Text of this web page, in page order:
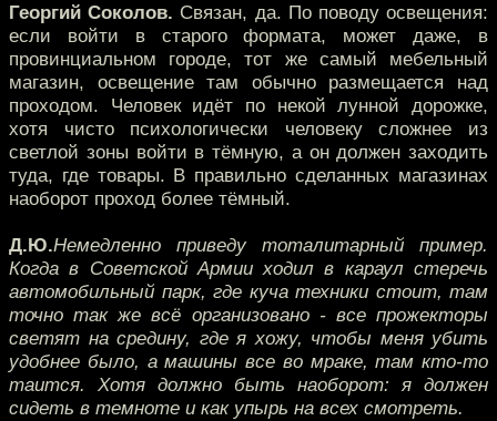
Георгий Соколов. Связан, да. По поводу освещения:
если войти в старого формата, может даже, в
провинциальном городе, тот же самый мебельный
магазин, освещение там обычно размещается над
проходом. Человек идёт по некой лунной дорожке,
хотя чисто психологически человеку сложнее из
светлой зоны войти в тёмную, а он должен заходить
туда, где товары. В правильно сделанных магазинах
наоборот проход более тёмный.
Д.Ю.Немедленно приведу тоталитарный пример.
Когда в Советской Армии ходил в караул стеречь
автомобильный парк, где куча техники стоит, там
точно так же всё организовано - все прожекторы
светят на средину, где я хожу, чтобы меня убить
удобнее было, а машины все во мраке, там кто-то
таится. Хотя должно быть наоборот: я должен
сидеть в темноте и как упырь на всех смотреть.